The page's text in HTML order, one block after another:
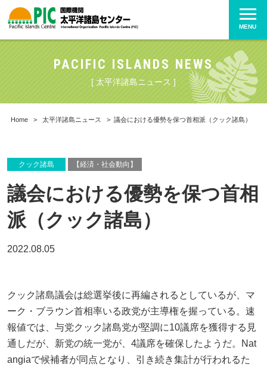
MENU
PACIFIC ISLANDS NEWS
[ 太平洋諸島ニュース ]
Home > 太平洋諸島ニュース > 議会における優勢を保つ首相派（クック諸島）
クック諸島 【経済・社会動向】
議会における優勢を保つ首相
派（クック諸島）
2022.08.05
クック諸島議会は総選挙後に再編されるとしているが、マ
ーク・ブラウン首相率いる政党が主導権を握っている。速
報値では、与党クック諸島党が堅調に10議席を獲得する見
通しだが、新党の統一党が、4議席を確保したようだ。Nat
angiaで候補者が同点となり、引き続き集計が行われるた